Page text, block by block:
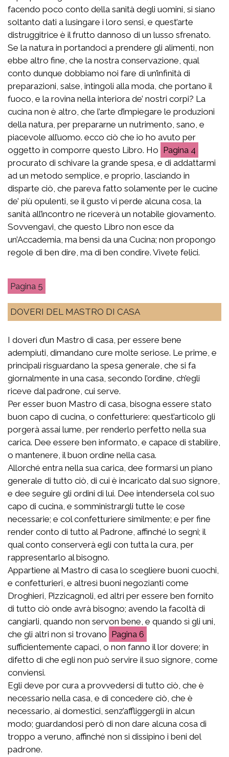
facendo poco conto della sanità degli uomini, si siano
soltanto dati a lusingare i loro sensi, e quest’arte
distruggitrice è il frutto dannoso di un lusso sfrenato.
Se la natura in portandoci a prendere gli alimenti, non
ebbe altro fine, che la nostra conservazione, qual
conto dunque dobbiamo noi fare di un’infinità di
preparazioni, salse, intingoli alla moda, che portano il
fuoco, e la rovina nella interiora de’ nostri corpi? La
cucina non è altro, che l’arte d’impiegare le produzioni
della natura, per prepararne un nutrimento, sano, e
piacevole all’uomo. ecco ciò che io ho avuto per
oggetto in comporre questo Libro. Ho
4
procurato di schivare la grande spesa, e di addattarmi
ad un metodo semplice, e proprio, lasciando in
disparte ciò, che pareva fatto solamente per le cucine
de’ più opulenti, se il gusto vi perde alcuna cosa, la
sanità all’incontro ne riceverà un notabile giovamento.
Sovvengavi, che questo Libro non esce da
un’Accademia, ma bensì da una Cucina; non propongo
regole di ben dire, ma di ben condire. Vivete felici.
5
DOVERI DEL MASTRO DI CASA
I doveri d’un Mastro di casa, per essere bene
adempiuti, dimandano cure molte seriose. Le prime, e
principali risguardano la spesa generale, che si fa
giornalmente in una casa, secondo l’ordine, ch’egli
riceve dal padrone, cui serve.
Per esser buon Mastro di casa, bisogna essere stato
buon capo di cucina, o confetturiere: quest’articolo gli
porgerà assai lume, per renderlo perfetto nella sua
carica. Dee essere ben informato, e capace di stabilire,
o mantenere, il buon ordine nella casa.
Allorché entra nella sua carica, dee formarsi un piano
generale di tutto ciò, di cui è incaricato dal suo signore,
e dee seguire gli ordini di lui. Dee intendersela col suo
capo di cucina, e somministrargli tutte le cose
necessarie; e col confetturiere similmente; e per fine
render conto di tutto al Padrone, affinché lo segni; il
qual conto conserverà egli con tutta la cura, per
rappresentarlo al bisogno.
Appartiene al Mastro di casa lo scegliere buoni cuochi,
e confetturieri, e altresì buoni negozianti come
Droghieri, Pizzicagnoli, ed altri per essere ben fornito
di tutto ciò onde avrà bisogno; avendo la facoltà di
cangiarli, quando non servon bene, e quando sì gli uni,
che gli altri non si trovano
6
sufficientemente capaci, o non fanno il lor dovere; in
difetto di che egli non può servire il suo signore, come
conviensi.
Egli deve por cura a provvedersi di tutto ciò, che è
necessario nella casa, e di concedere ciò, che è
necessario, ai domestici, senz’affliggergli in alcun
modo; guardandosi però di non dare alcuna cosa di
troppo a veruno, affinché non si dissipino i beni del
padrone.